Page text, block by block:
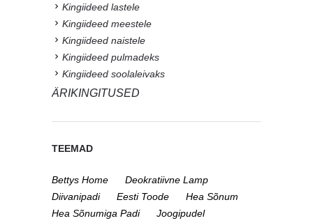
Kingiideed lastele
Kingiideed meestele
Kingiideed naistele
Kingiideed pulmadeks
Kingiideed soolaleivaks
ÄRIKINGITUSED
TEEMAD
Bettys Home
Deokratiivne Lamp
Diivanipadi
Eesti Toode
Hea Sõnum
Hea Sõnumiga Padi
Joogipudel